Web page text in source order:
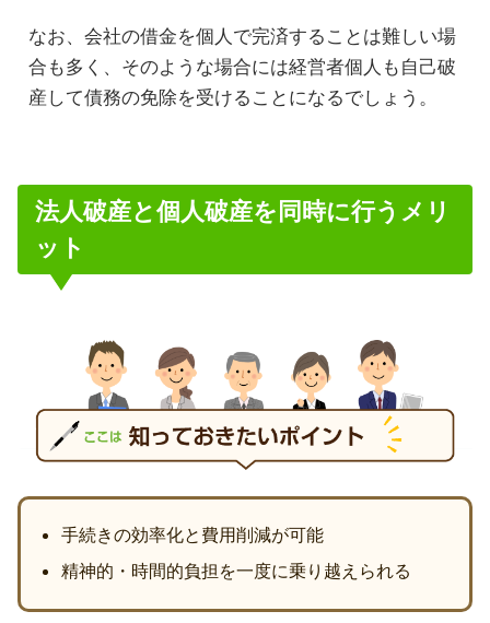
なお、会社の借金を個人で完済することは難しい場
合も多く、そのような場合には経営者個人も自己破
産して債務の免除を受けることになるでしょう。
法人破産と個人破産を同時に行うメリ
ット
手続きの効率化と費用削減が可能
精神的・時間的負担を一度に乗り越えられる